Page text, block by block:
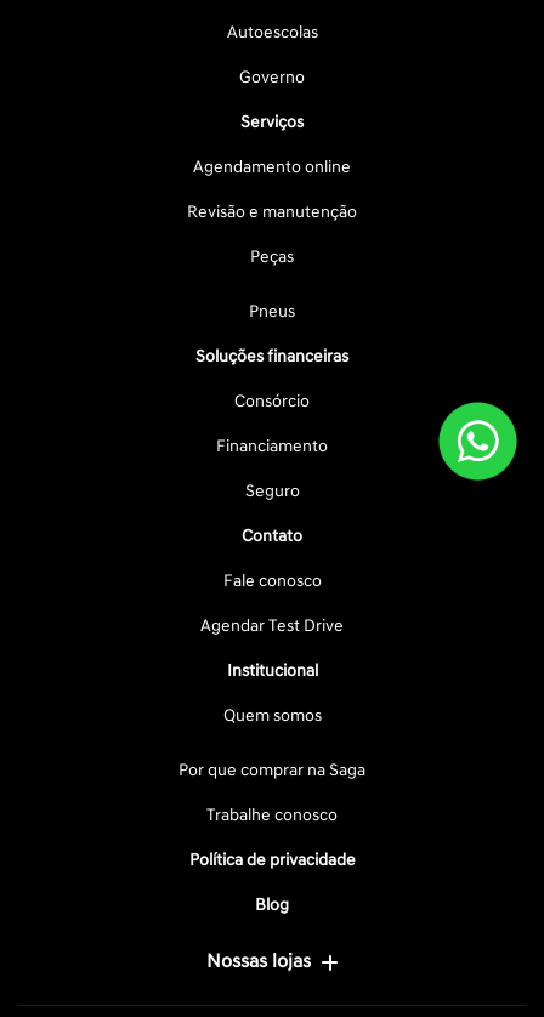
Autoescolas
Governo
Serviços
Agendamento online
Revisão e manutenção
Peças
Pneus
Soluções financeiras
Consórcio
Financiamento
Seguro
Contato
Fale conosco
Agendar Test Drive
Institucional
Quem somos
Por que comprar na Saga
Trabalhe conosco
Política de privacidade
Blog
Nossas lojas